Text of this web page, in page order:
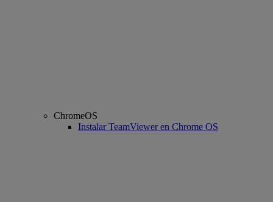
ChromeOS
Instalar TeamViewer en Chrome OS